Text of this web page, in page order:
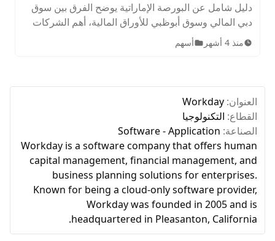
دليل شامل عن البورصة الإماراتية يوضح الفرق بين سوق
دبي المالي وسوق أبوظبي للأوراق المالية، أهم الشركات
المدرجة، الأصول المتاحة، ساعات التداول، وخطوات
الاستثمار للمبتدئين.
منذ 4 أشهر أسهم
العنوان: Workday
القطاع: التكنولوجيا
الصناعة: Software - Application
Workday is a software company that offers human
capital management, financial management, and
business planning solutions for enterprises.
Known for being a cloud-only software provider,
Workday was founded in 2005 and is
headquartered in Pleasanton, California.